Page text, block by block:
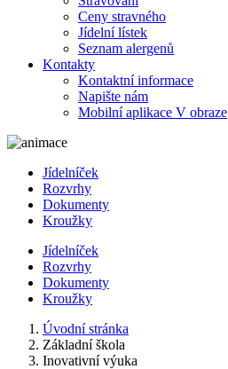
Ceny stravného
Jídelní lístek
Seznam alergenů
Kontakty
Kontaktní informace
Napište nám
Mobilní aplikace V obraze
Jídelníček
Rozvrhy
Dokumenty
Kroužky
Jídelníček
Rozvrhy
Dokumenty
Kroužky
Úvodní stránka
Základní škola
Inovativní výuka